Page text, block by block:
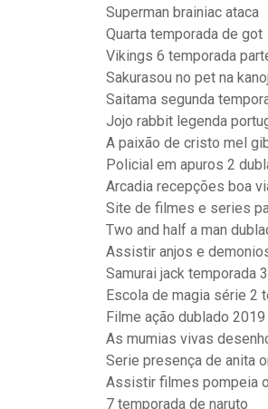
Superman brainiac ataca
Quarta temporada de got
Vikings 6 temporada
Sakurasou no pet na
Saitama segunda
Jojo rabbit legenda
A paixão de cristo mel
Policial em apuros 2
Arcadia recepções boa
Site de filmes e series
Two and half a man
Assistir anjos e
Samurai jack temporada
Escola de magia série 2
Filme ação dublado 2019
As mumias vivas
Serie presença de anita
Assistir filmes pompeia
7 temporada de naruto